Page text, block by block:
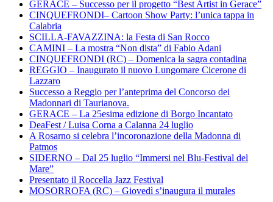
GERACE – Successo per il progetto “Best Artist in Gerace”
CINQUEFRONDI– Cartoon Show Party: l’unica tappa in
Calabria
SCILLA-FAVAZZINA: la Festa di San Rocco
CAMINI – La mostra “Non dista” di Fabio Adani
CINQUEFRONDI (RC) – Domenica la sagra contadina
REGGIO – Inaugurato il nuovo Lungomare Cicerone di
Lazzaro
Successo a Reggio per l’anteprima del Concorso dei
Madonnari di Taurianova.
GERACE – La 25esima edizione di Borgo Incantato
DeaFest / Luisa Corna a Calanna 24 luglio
A Rosarno si celebra l’incoronazione della Madonna di
Patmos
SIDERNO – Dal 25 luglio “Immersi nel Blu-Festival del
Mare”
Presentato il Roccella Jazz Festival
MOSORROFA (RC) – Giovedì s’inaugura il murales